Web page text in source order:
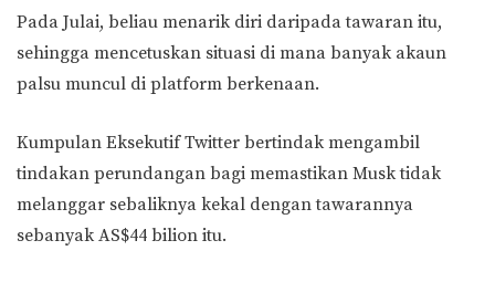
Pada Julai, beliau menarik diri daripada tawaran itu,
sehingga mencetuskan situasi di mana banyak akaun
palsu muncul di platform berkenaan.
Kumpulan Eksekutif Twitter bertindak mengambil
tindakan perundangan bagi memastikan Musk tidak
melanggar sebaliknya kekal dengan tawarannya
sebanyak AS$44 bilion itu.